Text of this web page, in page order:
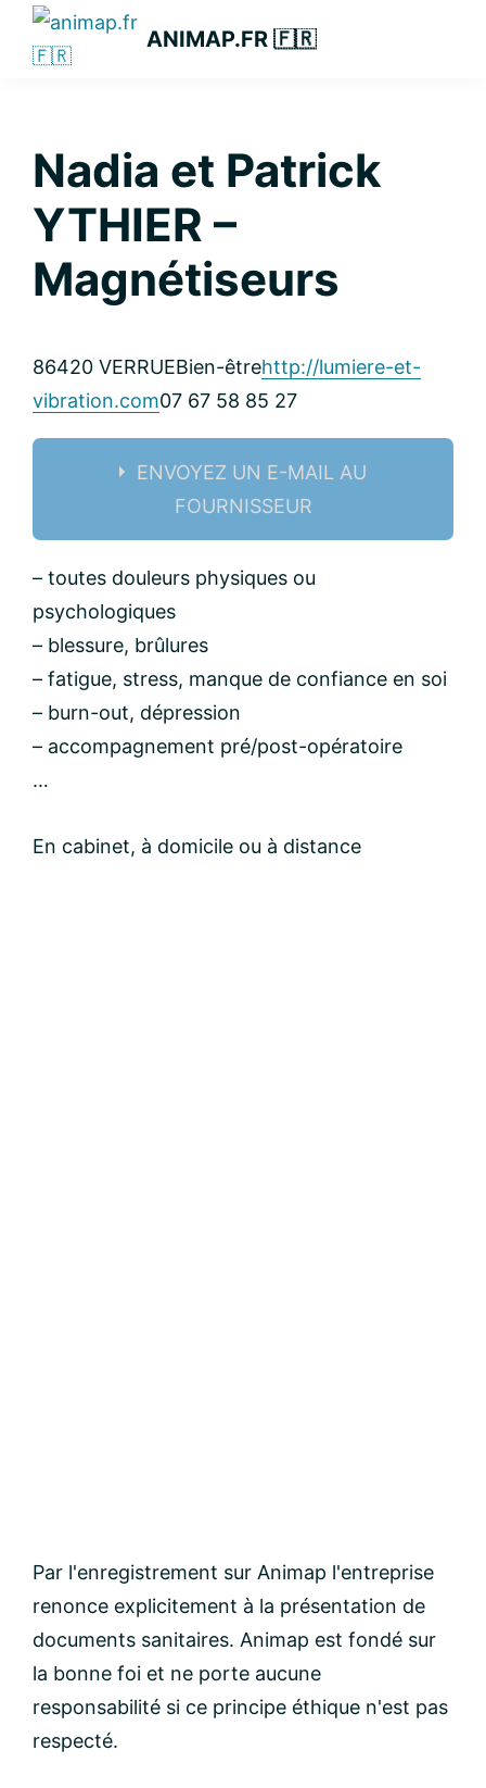
Passer
principale
Passer
Passer
latérale
principale
ANIMAP.FR 🇫🇷
Nadia et Patrick
YTHIER –
Magnétiseurs
86420 VERRUEBien-êtrehttp://lumiere-et-
vibration.com07 67 58 85 27
ENVOYEZ UN E-MAIL AU
FOURNISSEUR
Nom:
email:
Message:
– toutes douleurs physiques ou
psychologiques
– blessure, brûlures
– fatigue, stress, manque de confiance en soi
– burn-out, dépression
– accompagnement pré/post-opératoire
…
En cabinet, à domicile ou à distance
Par l'enregistrement sur Animap l'entreprise
renonce explicitement à la présentation de
documents sanitaires. Animap est fondé sur
la bonne foi et ne porte aucune
responsabilité si ce principe éthique n'est pas
respecté.